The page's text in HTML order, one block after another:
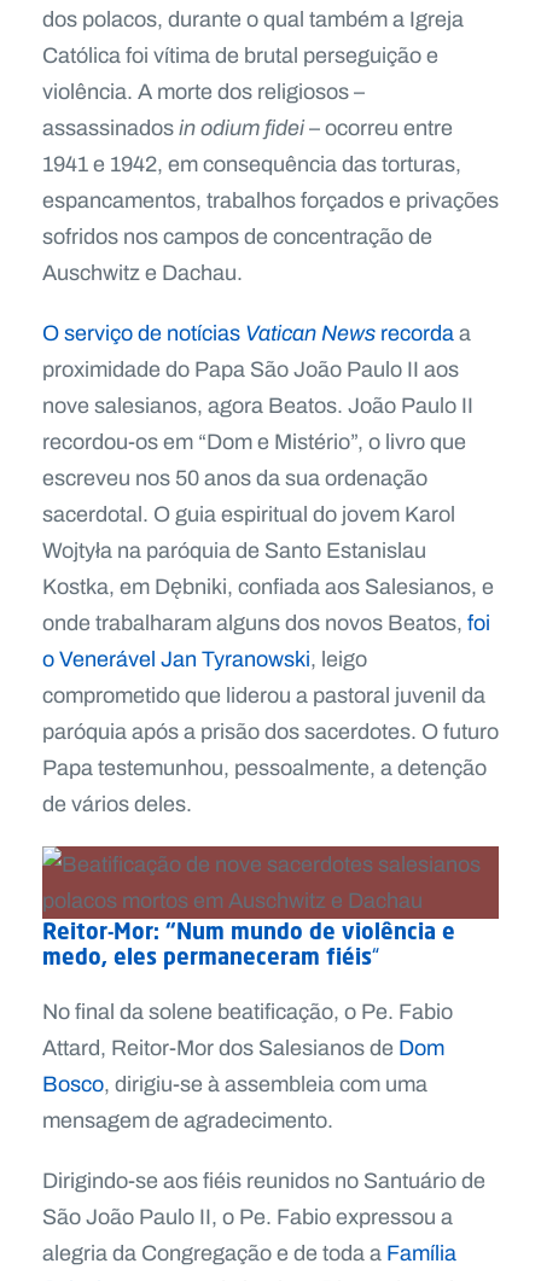
dos polacos, durante o qual também a Igreja
Católica foi vítima de brutal perseguição e
violência. A morte dos religiosos –
assassinadosin odium fidei– ocorreu entre
1941 e 1942, em consequência das torturas,
espancamentos, trabalhos forçados e privações
sofridos nos campos de concentração de
Auschwitz e Dachau.
O serviço de notíciasVatican Newsrecordaa
proximidade do Papa São João Paulo II aos
nove salesianos, agora Beatos. João Paulo II
recordou-os em “Dom e Mistério”, o livro que
escreveu nos 50 anos da sua ordenação
sacerdotal. O guia espiritual do jovem Karol
Wojtyła na paróquia de Santo Estanislau
Kostka, em Dębniki, confiada aos Salesianos, e
onde trabalharam alguns dos novos Beatos,foi
o Venerável Jan Tyranowski, leigo
comprometido que liderou a pastoral juvenil da
paróquia após a prisão dos sacerdotes. O futuro
Papa testemunhou, pessoalmente, a detenção
de vários deles.
Reitor-Mor: “Num mundo de violência e
medo, eles permaneceram fiéis“
No final da solene beatificação, o Pe. Fabio
Attard, Reitor-Mor dos Salesianos de Dom
Bosco, dirigiu-se à assembleia com uma
mensagem de agradecimento.
Dirigindo-se aos fiéis reunidos no Santuário de
São João Paulo II, o Pe. Fabio expressou a
alegria da Congregação e de toda aFamília